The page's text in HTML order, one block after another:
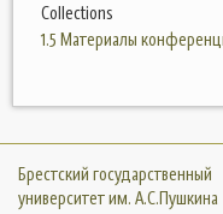
Collections
1.5 Материалы
Брестский государственный
университет им. А.С.Пушкина